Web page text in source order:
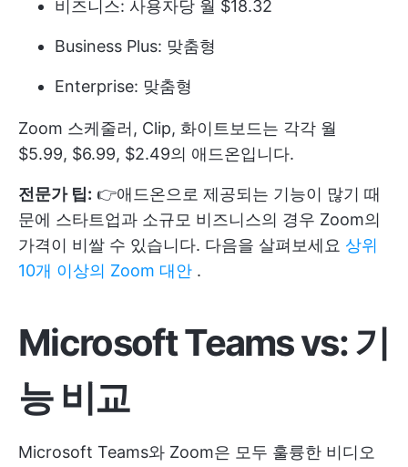
비즈니스: 사용자당 월 $18.32
Business Plus: 맞춤형
Enterprise: 맞춤형
Zoom 스케줄러, Clip, 화이트보드는 각각 월
$5.99, $6.99, $2.49의 애드온입니다.
전문가 팁: 👉애드온으로 제공되는 기능이 많기 때
문에 스타트업과 소규모 비즈니스의 경우 Zoom의
가격이 비쌀 수 있습니다. 다음을 살펴보세요 상위
10개 이상의 Zoom 대안 .
Microsoft Teams vs: 기
능 비교
Microsoft Teams와 Zoom은 모두 훌륭한 비디오